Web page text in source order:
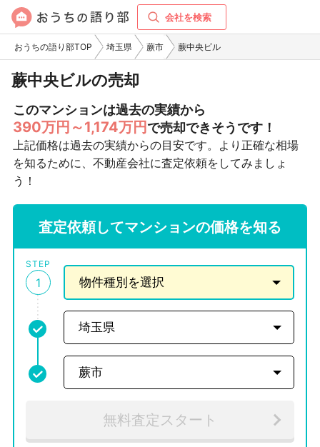
会社を検索
おうちの語り部TOP 埼玉県 蕨市 蕨中央ビル
蕨中央ビルの売却
このマンションは過去の実績から
390万円～1,174万円で売却できそうです！
上記価格は過去の実績からの目安です。より正確な相場
を知るために、不動産会社に査定依頼をしてみましょ
う！
査定依頼してマンションの価格を知る
STEP
1
無料査定スタート